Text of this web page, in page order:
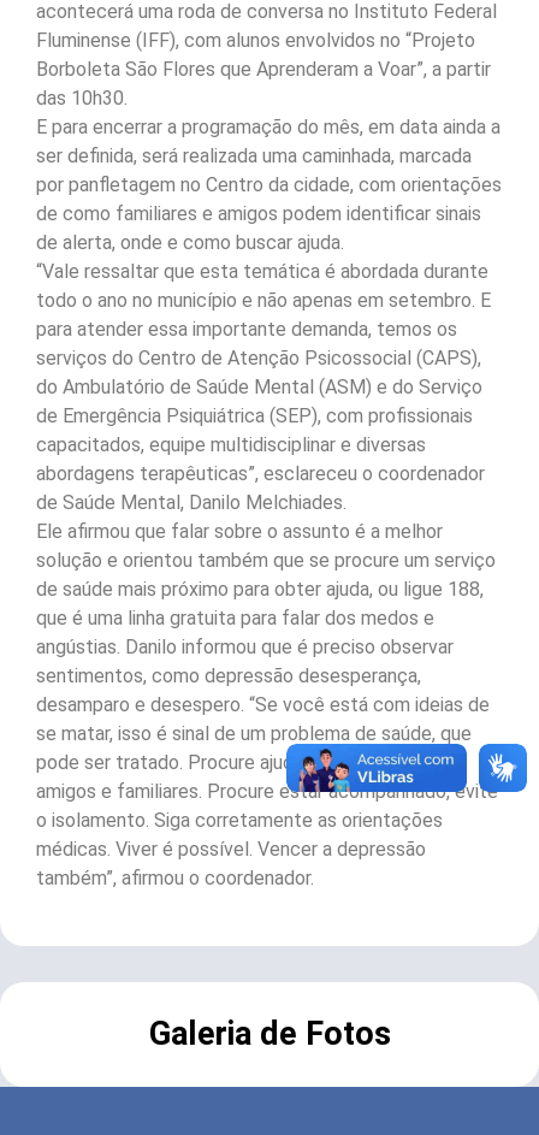
acontecerá uma roda de conversa no Instituto Federal
Fluminense (IFF), com alunos envolvidos no “Projeto
Borboleta São Flores que Aprenderam a Voar”, a partir
das 10h30.
E para encerrar a programação do mês, em data ainda a
ser definida, será realizada uma caminhada, marcada
por panfletagem no Centro da cidade, com orientações
de como familiares e amigos podem identificar sinais
de alerta, onde e como buscar ajuda.
“Vale ressaltar que esta temática é abordada durante
todo o ano no município e não apenas em setembro. E
para atender essa importante demanda, temos os
serviços do Centro de Atenção Psicossocial (CAPS),
do Ambulatório de Saúde Mental (ASM) e do Serviço
de Emergência Psiquiátrica (SEP), com profissionais
capacitados, equipe multidisciplinar e diversas
abordagens terapêuticas”, esclareceu o coordenador
de Saúde Mental, Danilo Melchiades.
Ele afirmou que falar sobre o assunto é a melhor
solução e orientou também que se procure um serviço
de saúde mais próximo para obter ajuda, ou ligue 188,
que é uma linha gratuita para falar dos medos e
angústias. Danilo informou que é preciso observar
sentimentos, como depressão desesperança,
desamparo e desespero. “Se você está com ideias de
se matar, isso é sinal de um problema de saúde, que
pode ser tratado. Procure ajuda médica e apoio de
amigos e familiares. Procure estar acompanhado, evite
o isolamento. Siga corretamente as orientações
médicas. Viver é possível. Vencer a depressão
também”, afirmou o coordenador.
Galeria de Fotos